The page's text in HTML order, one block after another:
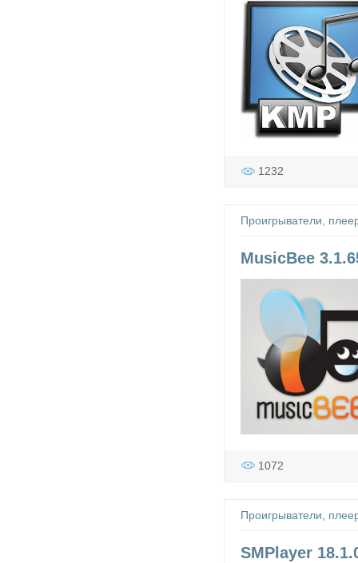
1232
Проигрыватели,
MusicBee
1072
Проигрыватели,
SMPlayer